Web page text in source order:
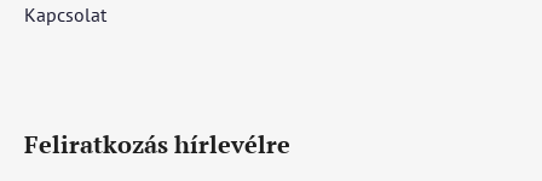
Kapcsolat
Feliratkozás hírlevélre